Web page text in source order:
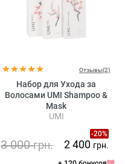
Отзывы(2)
Набор для Ухода за
Волосами UMI Shampoo &
Mask
UMI
-20%
3 000грн. 2 400 грн.